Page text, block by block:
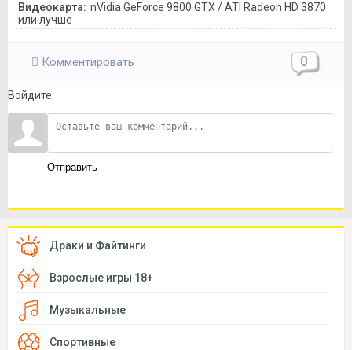
Видеокарта: nVidia GeForce 9800 GTX / ATI Radeon HD 3870
или лучше
Комментировать 0
Войдите:
Отправить
Драки и Файтинги
Взрослые игры 18+
Музыкальные
Спортивные